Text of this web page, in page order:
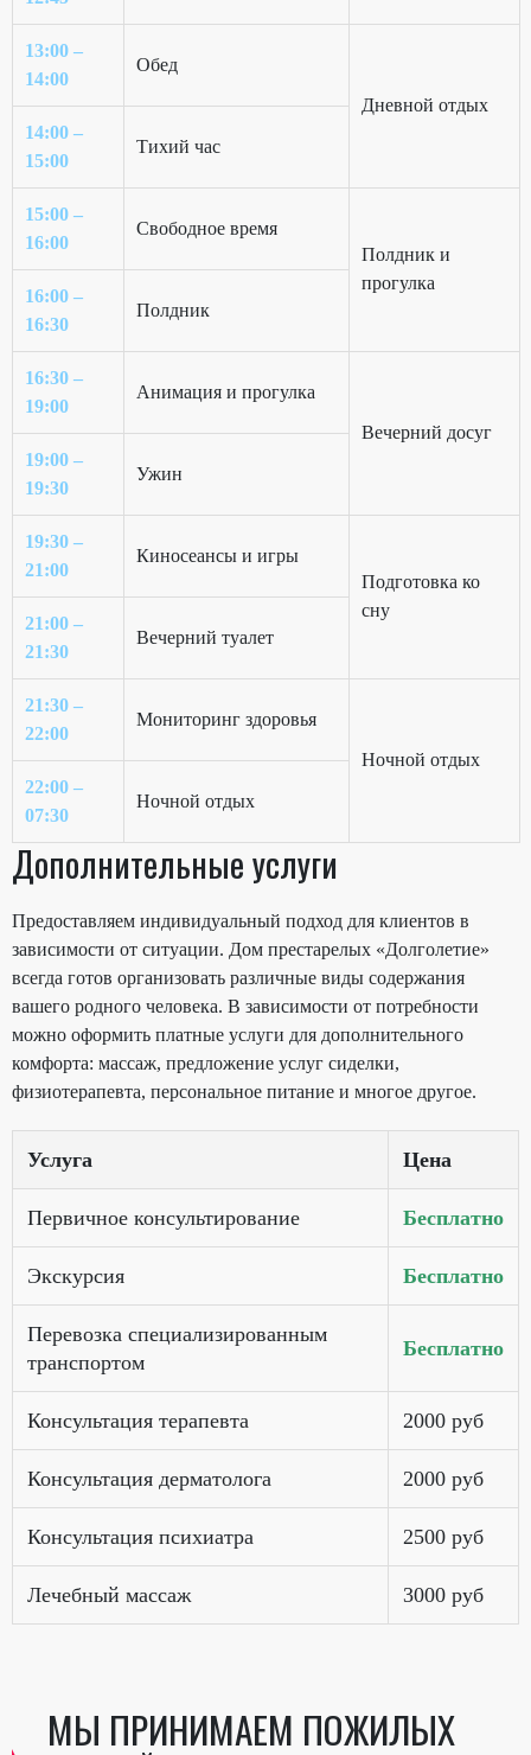
13:00 –
14:00
Обед
Дневной отдых
14:00 –
15:00
Тихий час
15:00 –
16:00
Свободное время
Полдник и
прогулка
16:00 –
16:30
Полдник
16:30 –
19:00
Анимация и прогулка
Вечерний досуг
19:00 –
19:30
Ужин
19:30 –
21:00
Киносеансы и игры
Подготовка ко
сну
21:00 –
21:30
Вечерний туалет
21:30 –
22:00
Мониторинг здоровья
Ночной отдых
22:00 –
07:30
Ночной отдых
Дополнительные услуги
Предоставляем индивидуальный подход для клиентов в
зависимости от ситуации. Дом престарелых «Долголетие»
всегда готов организовать различные виды содержания
вашего родного человека. В зависимости от потребности
можно оформить платные услуги для дополнительного
комфорта: массаж, предложение услуг сиделки,
физиотерапевта, персональное питание и многое другое.
Услуга Цена
Первичное консультирование Бесплатно
Экскурсия Бесплатно
Перевозка специализированным
транспортом
Бесплатно
Консультация терапевта 2000 руб
Консультация дерматолога 2000 руб
Консультация психиатра 2500 руб
Лечебный массаж 3000 руб
МЫ ПРИНИМАЕМ ПОЖИЛЫХ